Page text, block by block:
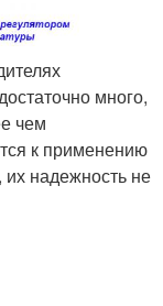
много,
чем
к применению
надежность не